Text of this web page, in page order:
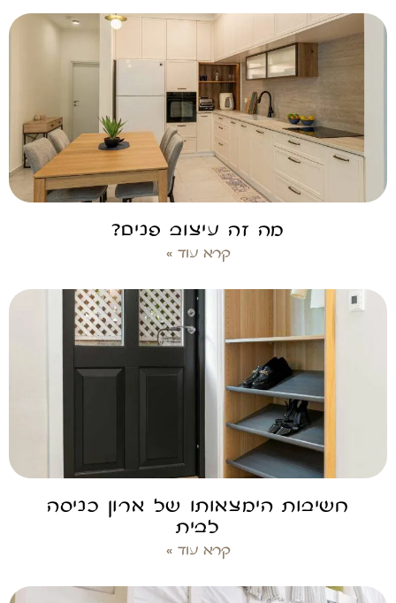
מה זה עיצוב פנים?
קרא עוד »
חשיבות הימצאותו של ארון כניסה
לבית
קרא עוד »